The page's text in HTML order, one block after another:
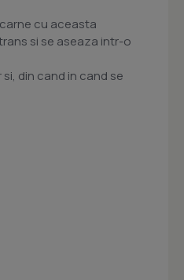
cu aceasta
si se aseaza intr-o
din cand in cand se